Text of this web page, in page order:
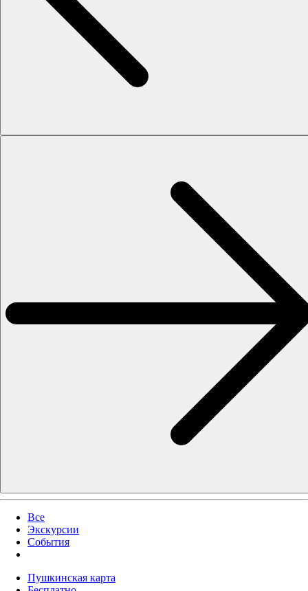
Все
Экскурсии
События
Пушкинская карта